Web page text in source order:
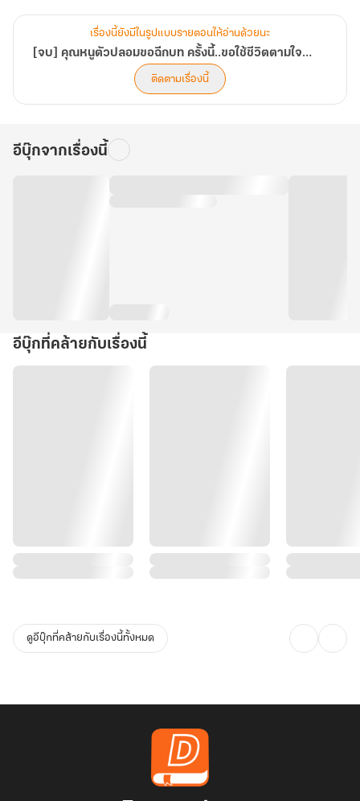
เอง
เรื่องนี้ยังมีในรูปแบบรายตอนให้อ่านด้วยนะ
[จบ] คุณหนูตัวปลอมขอฉีกบท ครั้งนี้..ขอใช้ชีวิตตามใจตัวเอง
ติดตามเรื่องนี้
อีบุ๊กจากเรื่องนี้
อีบุ๊กที่คล้ายกับเรื่องนี้
ดูอีบุ๊กที่คล้ายกับเรื่องนี้ทั้งหมด